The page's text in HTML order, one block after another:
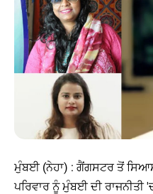
ਮੁੰਬਈ (ਨੇਹਾ) : ਗੈਂਗਸਟਰ ਤੋਂ
ਪਰਿਵਾਰ ਨੂੰ ਮੁੰਬਈ ਦੀ